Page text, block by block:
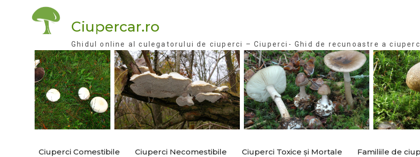
Ciupercar.ro
Ghidul online al culegatorului de ciuperci – Ciuperci- Ghid de recunoastre a
Ciuperci Comestibile Ciuperci Necomestibile Ciuperci Toxice și Mortale Familiile de